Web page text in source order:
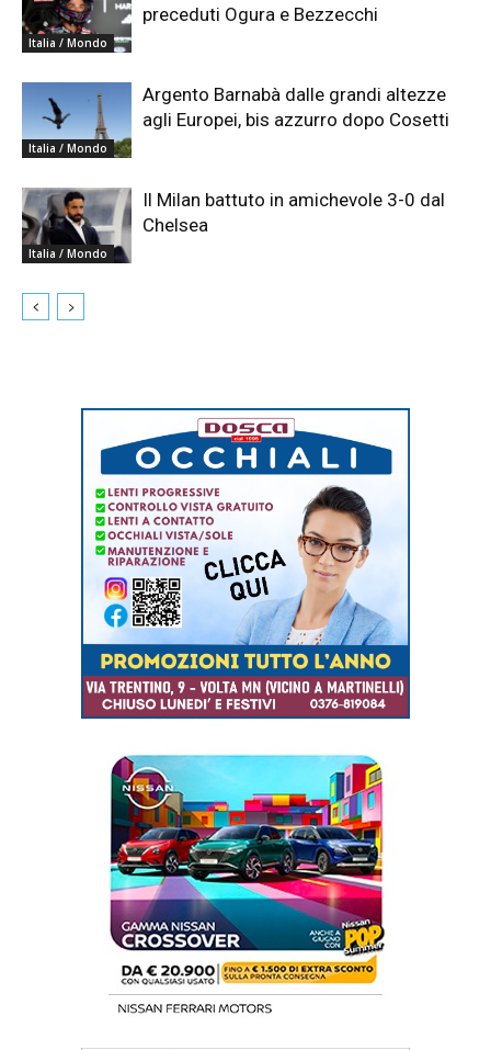
Italia / Mondo
preceduti Ogura e Bezzecchi
Italia / Mondo
Argento Barnabà dalle grandi altezze
agli Europei, bis azzurro dopo Cosetti
Italia / Mondo
Il Milan battuto in amichevole 3-0 dal
Chelsea